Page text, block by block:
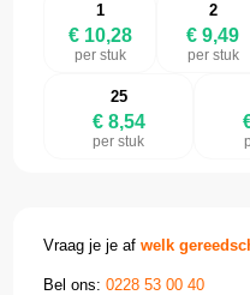
1
€ 10,28
per stuk
2
€ 9,49
per stuk
25
€ 8,54
per stuk
Vraag je je afwelk
Bel ons:0228 53 00 40